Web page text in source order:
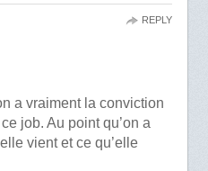
a vraiment la conviction
job. Au point qu’on a
vient et ce qu’elle
REPLY